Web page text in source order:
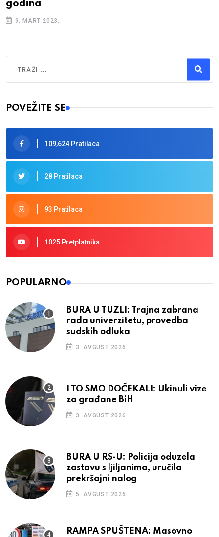
izgledati…
25. JANUAR 2023.
Type 2 or more characters for results.
POVEŽITE SE
109,624 Pratilaca
28 Pratilaca
93 Pratilaca
1025 Pretplatnika
POPULARNO
BURA U TUZLI: Trajna zabrana
rada univerzitetu, provedba
sudskih odluka
3. AVGUST 2026.
I TO SMO DOČEKALI: Ukinuli vize
za građane BiH
3. AVGUST 2026.
BURA U RS-U: Policija oduzela
zastavu s ljiljanima, uručila
prekršajni nalog
5. AVGUST 2026.
RAMPA SPUŠTENA: Masovno